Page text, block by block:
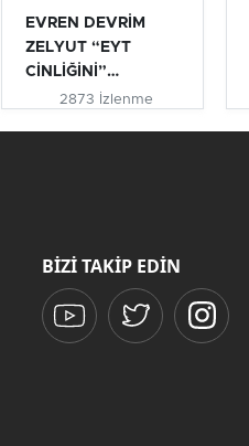
EVREN DEVRİM
ZELYUT “EYT
CİNLİĞİNİ”
AÇIKLADI #eyt
2873 İzlenme
BİZİ TAKİP EDİN